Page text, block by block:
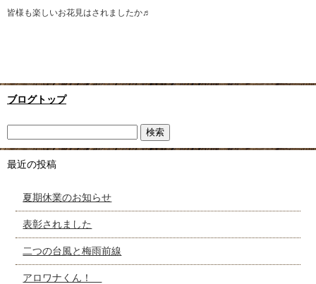
皆様も楽しいお花見はされましたか♬
ブログトップ
最近の投稿
夏期休業のお知らせ
表彰されました
二つの台風と梅雨前線
アロワナくん！